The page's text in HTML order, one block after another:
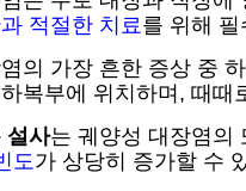
적절한 치료를 위해
의 가장 흔한 증상 중
복부에 위치하며, 때
설사는 궤양성 대장염의
도가 상당히 증가할 수